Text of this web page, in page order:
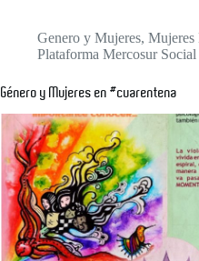
Genero y Mujeres,Mujeres
Plataforma Mercosur
Género y Mujeres en #cuarentena